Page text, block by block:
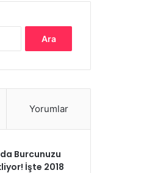
Yorumlar
Burcunuzu
İşte 2018